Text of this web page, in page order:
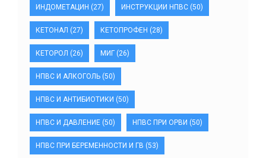
ИНДОМЕТАЦИН (27) ИНСТРУКЦИИ НПВС (50)
КЕТОНАЛ (27) КЕТОПРОФЕН (28)
КЕТОРОЛ (26) МИГ (26)
НПВС И АЛКОГОЛЬ (50)
НПВС И АНТИБИОТИКИ (50)
НПВС И ДАВЛЕНИЕ (50) НПВС ПРИ ОРВИ (50)
НПВС ПРИ БЕРЕМЕННОСТИ И ГВ (53)